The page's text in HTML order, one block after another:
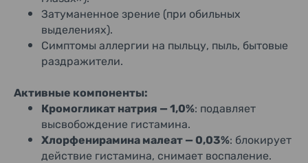
Затуманенное зрение (при обильных
выделениях).
Симптомы аллергии на пыльцу, пыль, бытовые
раздражители.
Активные компоненты:
Кромогликат натрия — 1,0%: подавляет
высвобождение гистамина.
Хлорфенирамина малеат — 0,03%: блокирует
действие гистамина, снимает воспаление.